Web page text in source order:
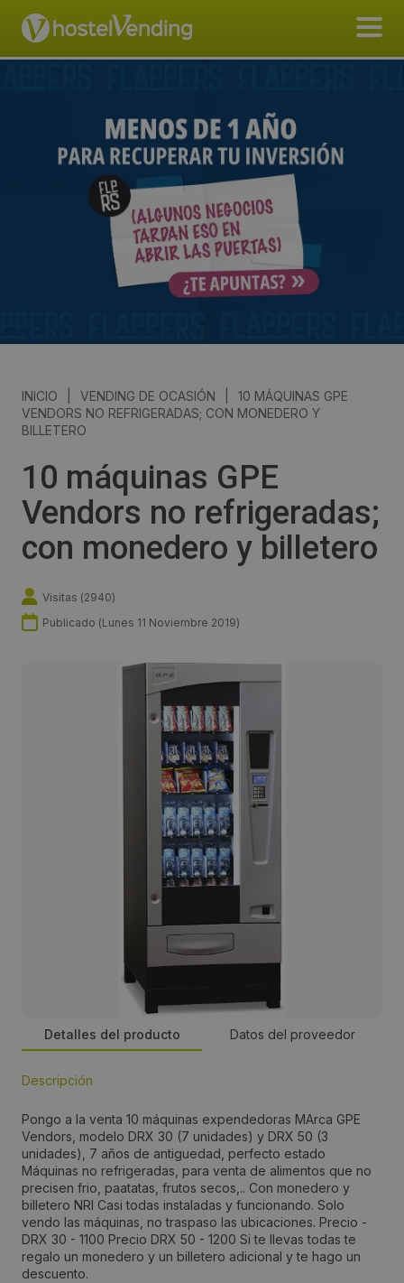
INICIO VENDING DE OCASIÓN
10 MÁQUINAS GPE
VENDORS NO REFRIGERADAS; CON MONEDERO Y
BILLETERO
10 máquinas GPE
Vendors no refrigeradas;
con monedero y billetero
Visitas (2940)
Publicado (Lunes 11 Noviembre 2019)
Detalles del producto Datos del proveedor
Descripción
Pongo a la venta 10 máquinas expendedoras MArca GPE
Vendors, modelo DRX 30 (7 unidades) y DRX 50 (3
unidades), 7 años de antiguedad, perfecto estado
Máquinas no refrigeradas, para venta de alimentos que no
precisen frio, paatatas, frutos secos,.. Con monedero y
billetero NRI Casi todas instaladas y funcionando. Solo
vendo las máquinas, no traspaso las ubicaciones. Precio -
DRX 30 - 1100 Precio DRX 50 - 1200 Si te llevas todas te
regalo un monedero y un billetero adicional y te hago un
descuento.
GPE Vendors
Precio:
desde 1100
Teléfono: